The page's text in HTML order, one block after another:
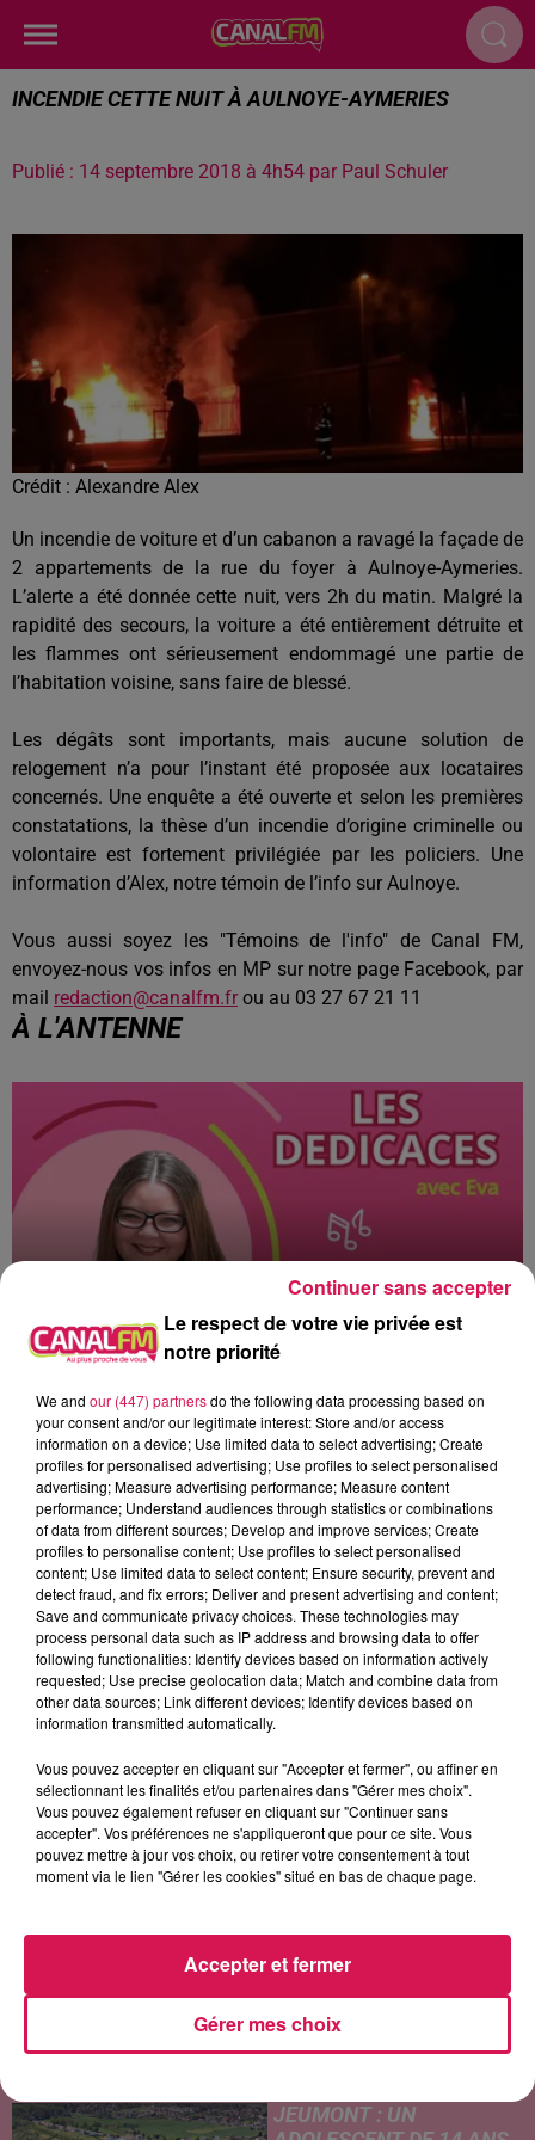
INCENDIE CETTE NUIT À AULNOYE-AYMERIES
Publié : 14 septembre 2018 à 4h54 par Paul Schuler
Crédit : Alexandre Alex
Un incendie de voiture et d’un cabanon a ravagé la façade de
2 appartements de la rue du foyer à Aulnoye-Aymeries.
L’alerte a été donnée cette nuit, vers 2h du matin. Malgré la
rapidité des secours, la voiture a été entièrement détruite et
les flammes ont sérieusement endommagé une partie de
l’habitation voisine, sans faire de blessé.
Les dégâts sont importants, mais aucune solution de
relogement n’a pour l’instant été proposée aux locataires
concernés. Une enquête a été ouverte et selon les premières
constatations, la thèse d’un incendie d’origine criminelle ou
volontaire est fortement privilégiée par les policiers. Une
information d’Alex, notre témoin de l’info sur Aulnoye.
Vous aussi soyez les "Témoins de l'info" de Canal FM,
envoyez-nous vos infos en MP sur notre page Facebook, par
mail redaction@canalfm.fr ou au 03 27 67 21 11
À L'ANTENNE
10h00 - 12h00
les dedicaces
11h16
11h16
Petite Soeur
11h13
11h13
ALEX WARREN
Passenger
11h04
11h04
LES ARTICLES LES PLUS CONSULTÉS
D'ORAGES CE LUNDI EN
SAMBRE-AVESNOIS-
Un temps typiquement estival
l'après-midi et un risque
JEUMONT : UN
Le respect de votre vie privée est
notre priorité
We and our (447) partnersdo the following data processing based on
your consent and/or our legitimate interest: Store and/or access
information on a device; Use limited data to select advertising; Create
profiles for personalised advertising; Use profiles to select personalised
advertising; Measure advertising performance; Measure content
performance; Understand audiences through statistics or combinations
of data from different sources; Develop and improve services; Create
profiles to personalise content; Use profiles to select personalised
content; Use limited data to select content; Ensure security, prevent and
detect fraud, and fix errors; Deliver and present advertising and content;
Save and communicate privacy choices. These technologies may
process personal data such as IP address and browsing data to offer
following functionalities: Identify devices based on information actively
requested; Use precise geolocation data; Match and combine data from
other data sources; Link different devices; Identify devices based on
information transmitted automatically.
Vous pouvez accepter en cliquant sur "Accepter et fermer", ou affiner en
sélectionnant les finalités et/ou partenaires dans "Gérer mes choix".
Vous pouvez également refuser en cliquant sur "Continuer sans
accepter". Vos préférences ne s'appliqueront que pour ce site. Vous
pouvez mettre à jour vos choix, ou retirer votre consentement à tout
moment via le lien "Gérer les cookies" situé en bas de chaque page.
Gérer mes choix
Accepter et fermer
Continuer sans accepter